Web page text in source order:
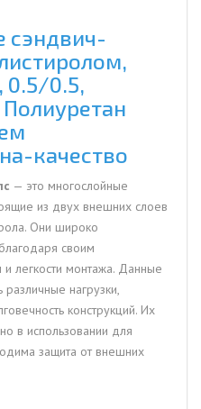
сэндвич-
0.5/0.5,
качество
— это многослойные
из двух внешних слоев
Они широко
своим
легкости монтажа. Данные
нагрузки,
конструкций. Их
в использовании для
защита от внешних